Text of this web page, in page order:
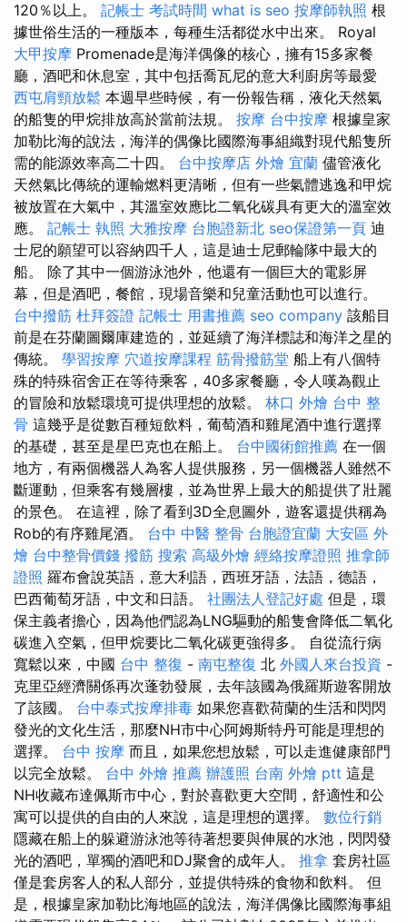
120％以上。 記帳士 考試時間 what is seo 按摩師執照 根
據世俗生活的一種版本，每種生活都從水中出來。 Royal
大甲按摩 Promenade是海洋偶像的核心，擁有15多家餐
廳，酒吧和休息室，其中包括喬瓦尼的意大利廚房等最愛
西屯肩頸放鬆 本週早些時候，有一份報告稱，液化天然氣
的船隻的甲烷排放高於當前法規。 按摩 台中按摩 根據皇家
加勒比海的說法，海洋的偶像比國際海事組織對現代船隻所
需的能源效率高二十四。 台中按摩店 外燴 宜蘭 儘管液化
天然氣比傳統的運輸燃料更清晰，但有一些氣體逃逸和甲烷
被放置在大氣中，其溫室效應比二氧化碳具有更大的溫室效
應。 記帳士 執照 大雅按摩 台胞證新北 seo保證第一頁 迪
士尼的願望可以容納四千人，這是迪士尼郵輪隊中最大的
船。 除了其中一個游泳池外，他還有一個巨大的電影屏
幕，但是酒吧，餐館，現場音樂和兒童活動也可以進行。
台中撥筋 杜拜簽證 記帳士 用書推薦 seo company 該船目
前是在芬蘭圖爾庫建造的，並延續了海洋標誌和海洋之星的
傳統。 學習按摩 穴道按摩課程 筋骨撥筋堂 船上有八個特
殊的特殊宿舍正在等待乘客，40多家餐廳，令人嘆為觀止
的冒險和放鬆環境可提供理想的放鬆。 林口 外燴 台中 整
骨 這幾乎是從數百種短飲料，葡萄酒和雞尾酒中進行選擇
的基礎，甚至是星巴克也在船上。 台中國術館推薦 在一個
地方，有兩個機器人為客人提供服務，另一個機器人雖然不
斷運動，但乘客有幾層樓，並為世界上最大的船提供了壯麗
的景色。 在這裡，除了看到3D全息圖外，遊客還提供稱為
Rob的有序雞尾酒。 台中 中醫 整骨 台胞證宜蘭 大安區 外
燴 台中整骨價錢 撥筋 搜索 高級外燴 經絡按摩證照 推拿師
證照 羅布會說英語，意大利語，西班牙語，法語，德語，
巴西葡萄牙語，中文和日語。 社團法人登記好處 但是，環
保主義者擔心，因為他們認為LNG驅動的船隻會降低二氧化
碳進入空氣，但甲烷要比二氧化碳更強得多。 自從流行病
寬鬆以來，中國 台中 整復 - 南屯整復 北 外國人來台投資 -
克里亞經濟關係再次蓬勃發展，去年該國為俄羅斯遊客開放
了該國。 台中泰式按摩排毒 如果您喜歡荷蘭的生活和閃閃
發光的文化生活，那麼NH市中心阿姆斯特丹可能是理想的
選擇。 台中 按摩 而且，如果您想放鬆，可以走進健康部門
以完全放鬆。 台中 外燴 推薦 辦護照 台南 外燴 ptt 這是
NH收藏布達佩斯市中心，對於喜歡更大空間，舒適性和公
寓可以提供的自由的人來說，這是理想的選擇。 數位行銷
隱藏在船上的躲避游泳池等待著想要與伸展的水池，閃閃發
光的酒吧，單獨的酒吧和DJ聚會的成年人。 推拿 套房社區
僅是套房客人的私人部分，並提供特殊的食物和飲料。 但
是，根據皇家加勒比海地區的說法，海洋偶像比國際海事組